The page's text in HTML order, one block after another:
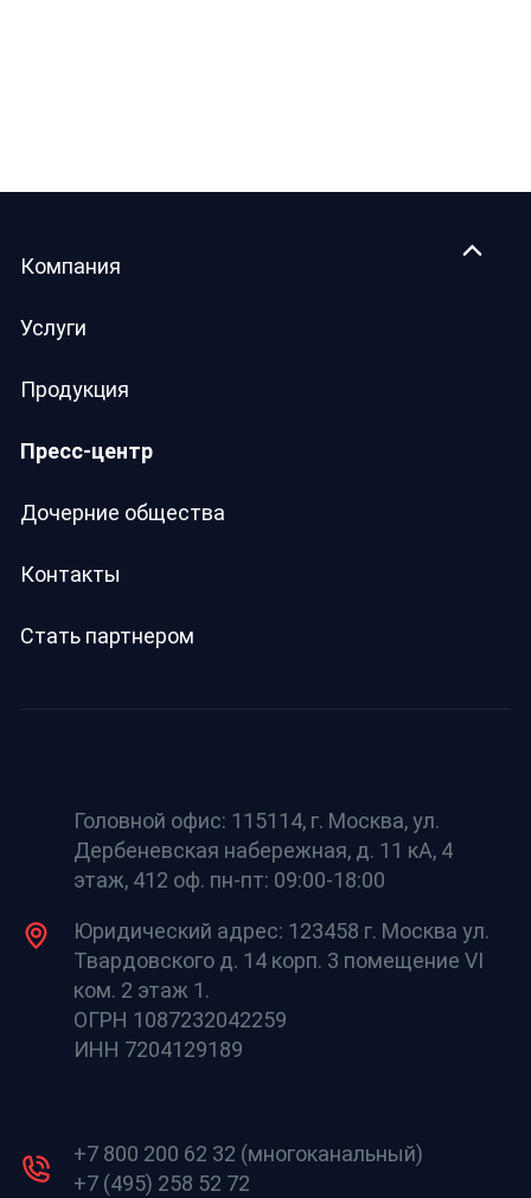
Компания
Услуги
Продукция
Пресс-центр
Дочерние общества
Контакты
Стать партнером
Головной офис: 115114, г. Москва, ул.
Дербеневская набережная, д. 11 кА, 4
этаж, 412 оф. пн-пт: 09:00-18:00
Юридический адрес: 123458 г. Москва ул.
Твардовского д. 14 корп. 3 помещение VI
ком. 2 этаж 1.
ОГРН 1087232042259
ИНН 7204129189
+7 800 200 62 32 (многоканальный)
+7 (495) 258 52 72